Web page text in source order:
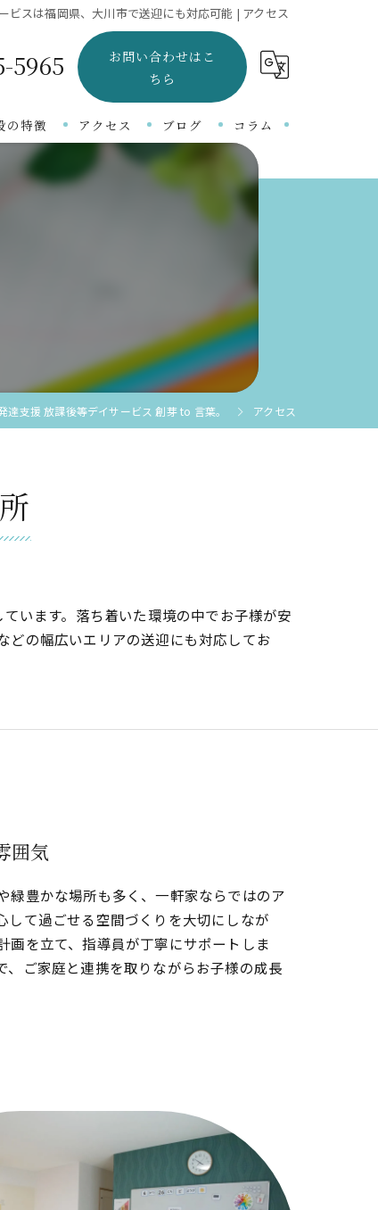
ビスは福岡県、大川市で送迎にも対応可能 | アクセス
5965
お問い合わせはこ
ちら
の特徴
がい
アクセス ブログ コラム
支援 放課後等デイサービス 創芽 to 言葉。 アクセス
います。落ち着いた環境の中でお子様が安
どの幅広いエリアの送迎にも対応してお
囲気
緑豊かな場所も多く、一軒家ならではのア
して過ごせる空間づくりを大切にしなが
画を立て、指導員が丁寧にサポートしま
、ご家庭と連携を取りながらお子様の成長